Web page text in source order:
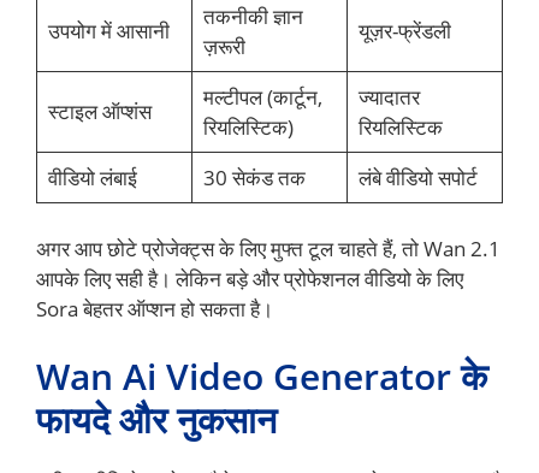
उपयोग में आसानी
तकनीकी ज्ञान
ज़रूरी
यूज़र-फ्रेंडली
स्टाइल ऑप्शंस
मल्टीपल (कार्टून,
रियलिस्टिक)
ज्यादातर
रियलिस्टिक
वीडियो लंबाई
30 सेकंड तक लंबे वीडियो सपोर्ट
अगर आप छोटे प्रोजेक्ट्स के लिए मुफ्त टूल चाहते हैं, तो Wan 2.1
आपके लिए सही है। लेकिन बड़े और प्रोफेशनल वीडियो के लिए
Sora बेहतर ऑप्शन हो सकता है।
Wan Ai Video Generator के
फायदे और नुकसान